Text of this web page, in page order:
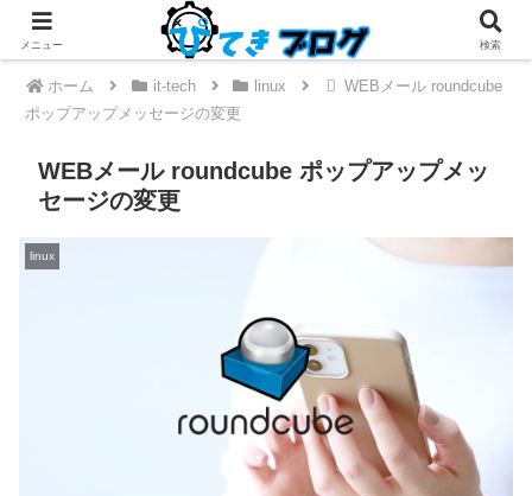
ホーム it-tech linux
WEBメール roundcube
ポップアップメッセージの変更
WEBメール roundcube ポップアップメッ
セージの変更
linux
メニュー 検索